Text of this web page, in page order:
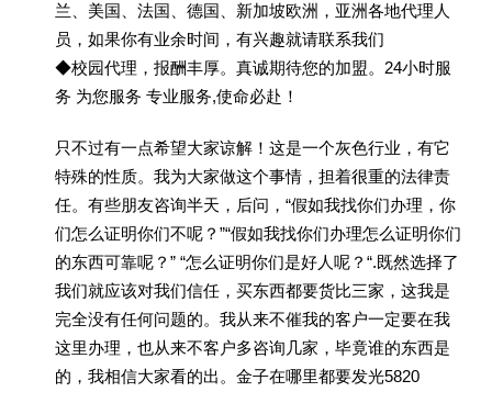
兰、美国、法国、德国、新加坡欧洲，亚洲各地代理人
员，如果你有业余时间，有兴趣就请联系我们
◆校园代理，报酬丰厚。真诚期待您的加盟。24小时服
务 为您服务 专业服务,使命必赴！
只不过有一点希望大家谅解！这是一个灰色行业，有它
特殊的性质。我为大家做这个事情，担着很重的法律责
任。有些朋友咨询半天，后问，“假如我找你们办理，你
们怎么证明你们不呢？”“假如我找你们办理怎么证明你们
的东西可靠呢？” “怎么证明你们是好人呢？“.既然选择了
我们就应该对我们信任，买东西都要货比三家，这我是
完全没有任何问题的。我从来不催我的客户一定要在我
这里办理，也从来不客户多咨询几家，毕竟谁的东西是
的，我相信大家看的出。金子在哪里都要发光5820